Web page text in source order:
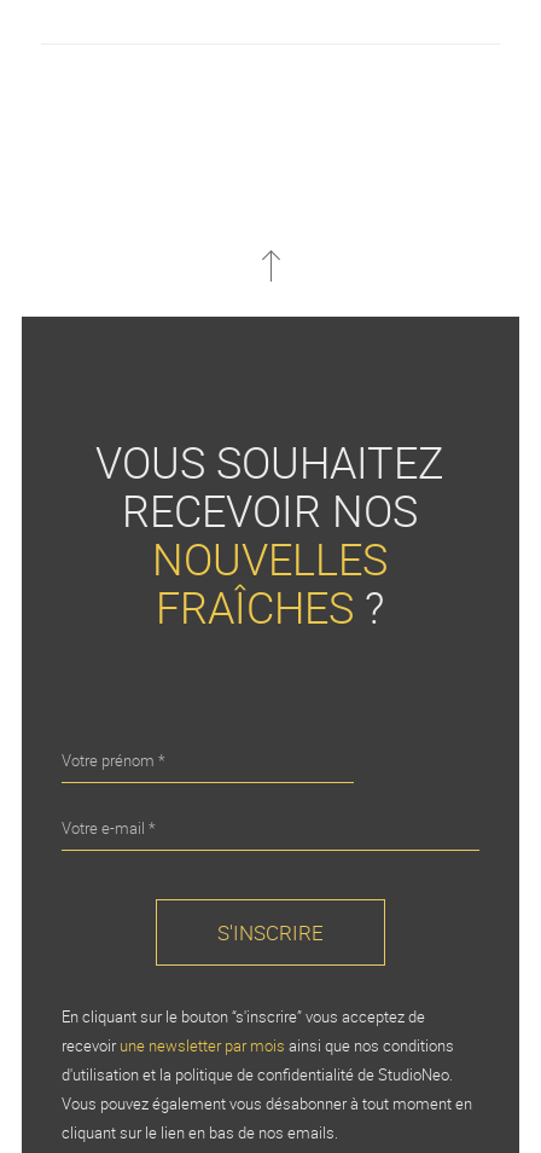
VOUS SOUHAITEZ
RECEVOIR NOS
NOUVELLES
FRAÎCHES ?
En cliquant sur le bouton “s'inscrire” vous acceptez de
recevoirune newsletter par mois ainsi que nos conditions
d'utilisation et la politique de confidentialité de StudioNeo.
Vous pouvez également vous désabonner à tout moment en
cliquant sur le lien en bas de nos emails.